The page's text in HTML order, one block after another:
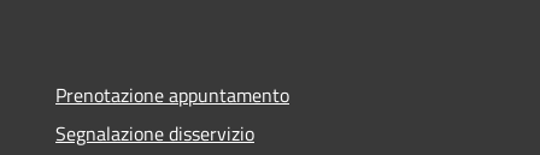
Prenotazione appuntamento
Segnalazione disservizio